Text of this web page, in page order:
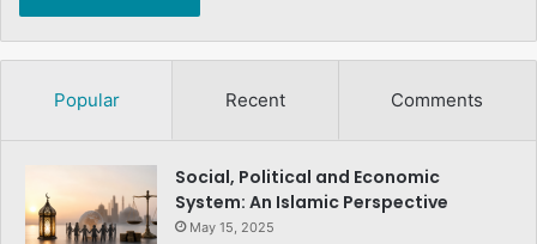
Popular Recent Comments
Social, Political and Economic
System: An Islamic Perspective
May 15, 2025